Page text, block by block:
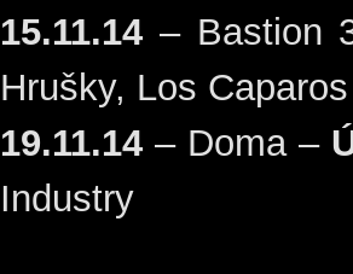
15.11.14 – Bastion
Hrušky, Los Caparos
19.11.14 – Doma –
Industry